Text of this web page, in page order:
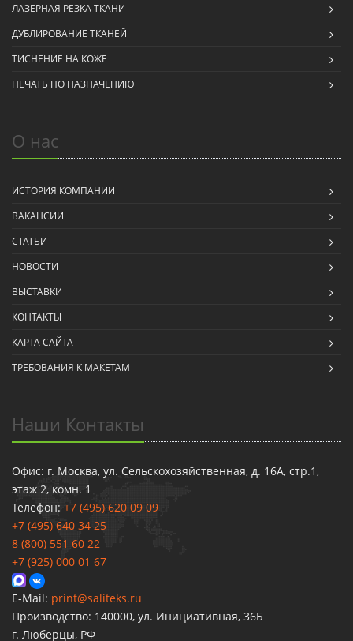
ЛАЗЕРНАЯ РЕЗКА ТКАНИ
ДУБЛИРОВАНИЕ ТКАНЕЙ
ТИСНЕНИЕ НА КОЖЕ
ПЕЧАТЬ ПО НАЗНАЧЕНИЮ
О нас
ИСТОРИЯ КОМПАНИИ
ВАКАНСИИ
СТАТЬИ
НОВОСТИ
ВЫСТАВКИ
КОНТАКТЫ
КАРТА САЙТА
ТРЕБОВАНИЯ К МАКЕТАМ
Наши Контакты
Офис: г. Москва, ул. Сельскохозяйственная, д. 16А, стр.1,
этаж 2, комн. 1
Телефон: +7 (495) 620 09 09
+7 (495) 640 34 25
8 (800) 551 60 22
+7 (925) 000 01 67
E-Mail: print@saliteks.ru
Производство: 140000, ул. Инициативная, 36Б
г. Люберцы, РФ